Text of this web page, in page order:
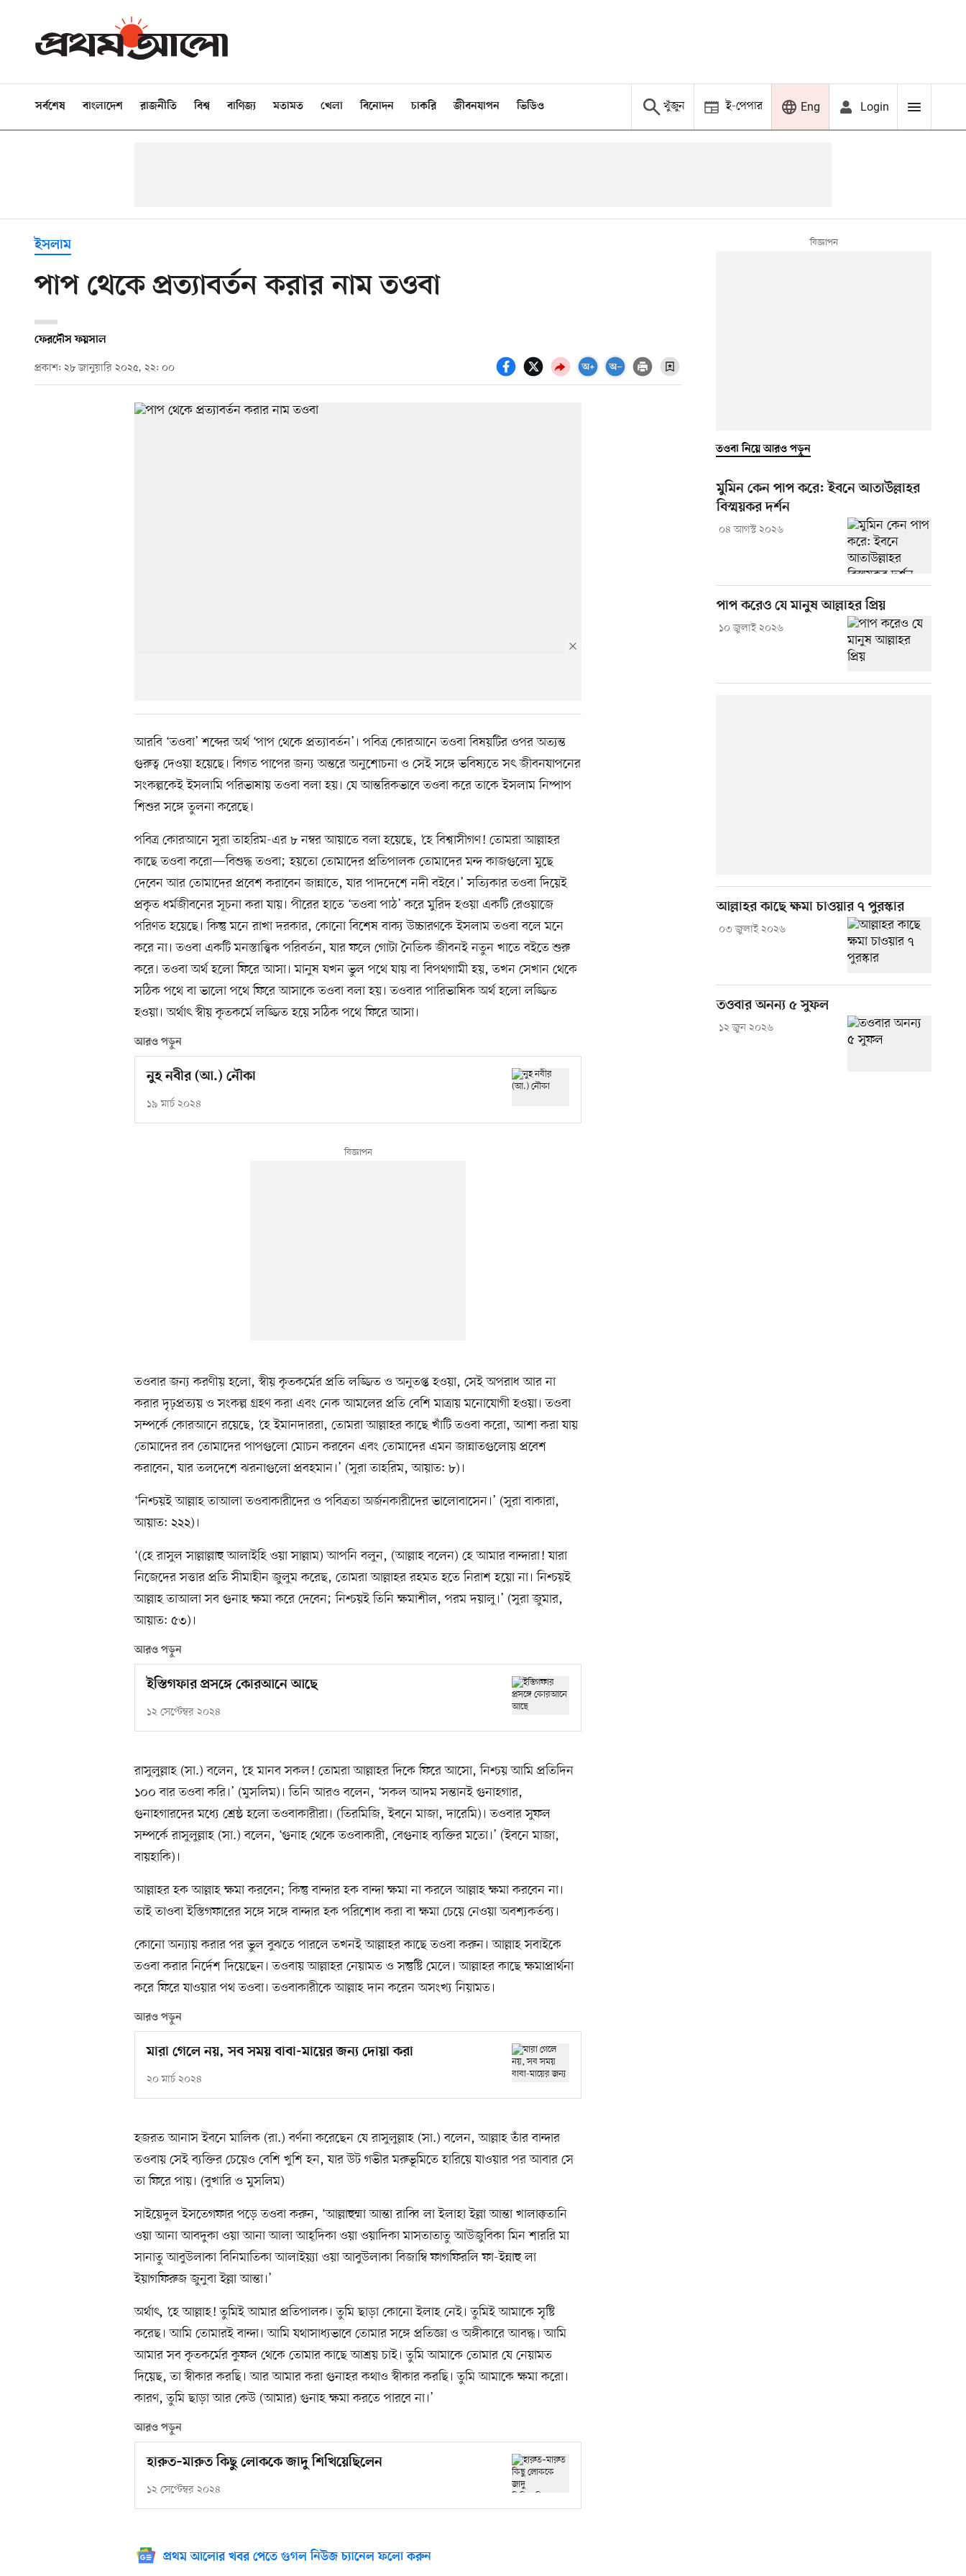
সর্বশেষ বাংলাদেশ রাজনীতি বিশ্ব বাণিজ্য মতামত খেলা বিনোদন চাকরি জীবনযাপন ভিডিও খুঁজুন ই-পেপার Eng Login
ইসলাম
পাপ থেকে প্রত্যাবর্তন করার নাম তওবা
ফেরদৌস ফয়সাল
প্রকাশ: ২৮ জানুয়ারি ২০২৫, ২২: ০০
আরবি ‘তওবা’ শব্দের অর্থ ‘পাপ থেকে প্রত্যাবর্তন’। পবিত্র কোরআনে তওবা বিষয়টির ওপর অত্যন্ত
গুরুত্ব দেওয়া হয়েছে। বিগত পাপের জন্য অন্তরে অনুশোচনা ও সেই সঙ্গে ভবিষ্যতে সৎ জীবনযাপনের
সংকল্পকেই ইসলামি পরিভাষায় তওবা বলা হয়। যে আন্তরিকভাবে তওবা করে তাকে ইসলাম নিষ্পাপ
শিশুর সঙ্গে তুলনা করেছে।
পবিত্র কোরআনে সুরা তাহরিম-এর ৮ নম্বর আয়াতে বলা হয়েছে, ‘হে বিশ্বাসীগণ! তোমরা আল্লাহর
কাছে তওবা করো—বিশুদ্ধ তওবা; হয়তো তোমাদের প্রতিপালক তোমাদের মন্দ কাজগুলো মুছে
দেবেন আর তোমাদের প্রবেশ করাবেন জান্নাতে, যার পাদদেশে নদী বইবে।’ সত্যিকার তওবা দিয়েই
প্রকৃত ধর্মজীবনের সূচনা করা যায়। পীরের হাতে ‘তওবা পাঠ’ করে মুরিদ হওয়া একটি রেওয়াজে
পরিণত হয়েছে। কিন্তু মনে রাখা দরকার, কোনো বিশেষ বাক্য উচ্চারণকে ইসলাম তওবা বলে মনে
করে না। তওবা একটি মনস্তাত্ত্বিক পরিবর্তন, যার ফলে গোটা নৈতিক জীবনই নতুন খাতে বইতে শুরু
করে। তওবা অর্থ হলো ফিরে আসা। মানুষ যখন ভুল পথে যায় বা বিপথগামী হয়, তখন সেখান থেকে
সঠিক পথে বা ভালো পথে ফিরে আসাকে তওবা বলা হয়। তওবার পারিভাষিক অর্থ হলো লজ্জিত
হওয়া। অর্থাৎ স্বীয় কৃতকর্মে লজ্জিত হয়ে সঠিক পথে ফিরে আসা।
আরও পড়ুন
নুহ নবীর (আ.) নৌকা
১৯ মার্চ ২০২৪
তওবার জন্য করণীয় হলো, স্বীয় কৃতকর্মের প্রতি লজ্জিত ও অনুতপ্ত হওয়া, সেই অপরাধ আর না
করার দৃঢ়প্রত্যয় ও সংকল্প গ্রহণ করা এবং নেক আমলের প্রতি বেশি মাত্রায় মনোযোগী হওয়া। তওবা
সম্পর্কে কোরআনে রয়েছে, ‘হে ইমানদাররা, তোমরা আল্লাহর কাছে খাঁটি তওবা করো, আশা করা যায়
তোমাদের রব তোমাদের পাপগুলো মোচন করবেন এবং তোমাদের এমন জান্নাতগুলোয় প্রবেশ
করাবেন, যার তলদেশে ঝরনাগুলো প্রবহমান।’ (সুরা তাহরিম, আয়াত: ৮)।
‘নিশ্চয়ই আল্লাহ তাআলা তওবাকারীদের ও পবিত্রতা অর্জনকারীদের ভালোবাসেন।’ (সুরা বাকারা,
আয়াত: ২২২)।
‘(হে রাসুল সাল্লাল্লাহু আলাইহি ওয়া সাল্লাম) আপনি বলুন, (আল্লাহ বলেন) হে আমার বান্দারা! যারা
নিজেদের সত্তার প্রতি সীমাহীন জুলুম করেছ, তোমরা আল্লাহর রহমত হতে নিরাশ হয়ো না। নিশ্চয়ই
আল্লাহ তাআলা সব গুনাহ ক্ষমা করে দেবেন; নিশ্চয়ই তিনি ক্ষমাশীল, পরম দয়ালু।’ (সুরা জুমার,
আয়াত: ৫৩)।
আরও পড়ুন
ইস্তিগফার প্রসঙ্গে কোরআনে আছে
১২ সেপ্টেম্বর ২০২৪
রাসুলুল্লাহ (সা.) বলেন, ‘হে মানব সকল! তোমরা আল্লাহর দিকে ফিরে আসো, নিশ্চয় আমি প্রতিদিন
১০০ বার তওবা করি।’ (মুসলিম)। তিনি আরও বলেন, ‘সকল আদম সন্তানই গুনাহগার,
গুনাহগারদের মধ্যে শ্রেষ্ঠ হলো তওবাকারীরা। (তিরমিজি, ইবনে মাজা, দারেমি)। তওবার সুফল
সম্পর্কে রাসুলুল্লাহ (সা.) বলেন, ‘গুনাহ থেকে তওবাকারী, বেগুনাহ ব্যক্তির মতো।’ (ইবনে মাজা,
বায়হাকি)।
আল্লাহর হক আল্লাহ ক্ষমা করবেন; কিন্তু বান্দার হক বান্দা ক্ষমা না করলে আল্লাহ ক্ষমা করবেন না।
তাই তাওবা ইস্তিগফারের সঙ্গে সঙ্গে বান্দার হক পরিশোধ করা বা ক্ষমা চেয়ে নেওয়া অবশ্যকর্তব্য।
কোনো অন্যায় করার পর ভুল বুঝতে পারলে তখনই আল্লাহর কাছে তওবা করুন। আল্লাহ সবাইকে
তওবা করার নির্দেশ দিয়েছেন। তওবায় আল্লাহর নেয়ামত ও সন্তুষ্টি মেলে। আল্লাহর কাছে ক্ষমাপ্রার্থনা
করে ফিরে যাওয়ার পথ তওবা। তওবাকারীকে আল্লাহ দান করেন অসংখ্য নিয়ামত।
আরও পড়ুন
মারা গেলে নয়, সব সময় বাবা-মায়ের জন্য দোয়া করা
২০ মার্চ ২০২৪
হজরত আনাস ইবনে মালিক (রা.) বর্ণনা করেছেন যে রাসুলুল্লাহ (সা.) বলেন, আল্লাহ তাঁর বান্দার
তওবায় সেই ব্যক্তির চেয়েও বেশি খুশি হন, যার উট গভীর মরুভূমিতে হারিয়ে যাওয়ার পর আবার সে
তা ফিরে পায়। (বুখারি ও মুসলিম)
সাইয়েদুল ইসতেগফার পড়ে তওবা করুন, ‘আল্লাহুম্মা আন্তা রাব্বি লা ইলাহা ইল্লা আন্তা খালাক্কতানি
ওয়া আনা আবদুকা ওয়া আনা আলা আহ্দিকা ওয়া ওয়াদিকা মাসতাতাতু আউজুবিকা মিন শাররি মা
সানাতু আবুউলাকা বিনিমাতিকা আলাইয়্যা ওয়া আবুউলাকা বিজাম্বি ফাগফিরলি ফা-ইন্নাহু লা
ইয়াগফিরুজ জুনুবা ইল্লা আন্তা।’
অর্থাৎ, ‘হে আল্লাহ! তুমিই আমার প্রতিপালক। তুমি ছাড়া কোনো ইলাহ নেই। তুমিই আমাকে সৃষ্টি
করেছ। আমি তোমারই বান্দা। আমি যথাসাধ্যভাবে তোমার সঙ্গে প্রতিজ্ঞা ও অঙ্গীকারে আবদ্ধ। আমি
আমার সব কৃতকর্মের কুফল থেকে তোমার কাছে আশ্রয় চাই। তুমি আমাকে তোমার যে নেয়ামত
দিয়েছ, তা স্বীকার করছি। আর আমার করা গুনাহর কথাও স্বীকার করছি। তুমি আমাকে ক্ষমা করো।
কারণ, তুমি ছাড়া আর কেউ (আমার) গুনাহ ক্ষমা করতে পারবে না।’
আরও পড়ুন
হারুত–মারুত কিছু লোককে জাদু শিখিয়েছিলেন
১২ সেপ্টেম্বর ২০২৪
প্রথম আলোর খবর পেতে গুগল নিউজ চ্যানেল ফলো করুন
তওবা নিয়ে আরও পড়ুন
মুমিন কেন পাপ করে: ইবনে আতাউল্লাহর
বিস্ময়কর দর্শন
০৪ আগস্ট ২০২৬
পাপ করেও যে মানুষ আল্লাহর প্রিয়
১০ জুলাই ২০২৬
আল্লাহর কাছে ক্ষমা চাওয়ার ৭ পুরস্কার
০৩ জুলাই ২০২৬
তওবার অনন্য ৫ সুফল
১২ জুন ২০২৬